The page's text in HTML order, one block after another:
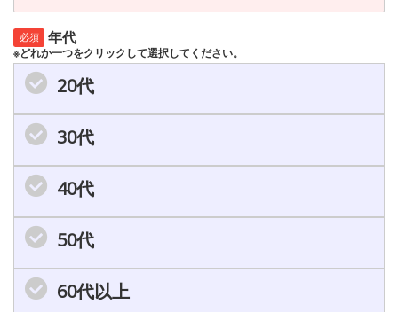
必須 年代
※どれか一つをクリックして選択してください。
20代
30代
40代
50代
60代以上